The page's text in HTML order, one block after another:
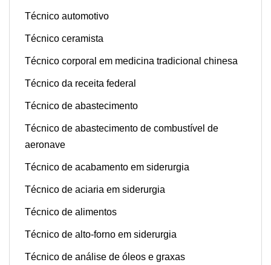
Técnico automotivo
Técnico ceramista
Técnico corporal em medicina tradicional chinesa
Técnico da receita federal
Técnico de abastecimento
Técnico de abastecimento de combustível de
aeronave
Técnico de acabamento em siderurgia
Técnico de aciaria em siderurgia
Técnico de alimentos
Técnico de alto-forno em siderurgia
Técnico de análise de óleos e graxas